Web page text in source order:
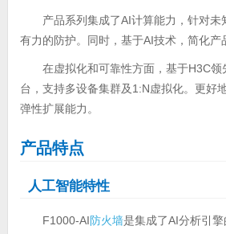
产品系列集成了AI计算能力，针对未
有力的防护。同时，基于AI技术，简化产
在虚拟化和可靠性方面，基于H3C
台，支持多设备集群及1:N虚拟化。更好
弹性扩展能力。
产品特点
人工智能特性
F1000-AI防火墙是集成了AI分析引